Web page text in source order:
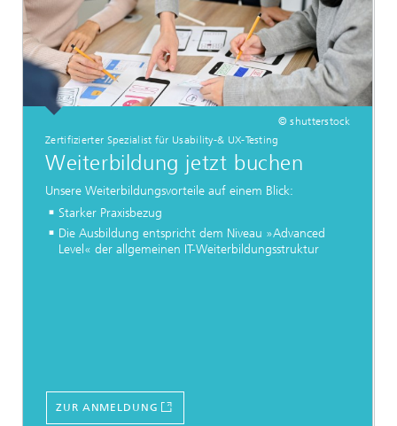
© shutterstock
Zertifizierter Spezialist für Usability-& UX-Testing
Weiterbildung jetzt buchen
Unsere Weiterbildungsvorteile auf einem Blick:
Starker Praxisbezug
Die Ausbildung entspricht dem Niveau »Advanced
Level« der allgemeinen IT-Weiterbildungsstruktur
ZUR ANMELDUNG